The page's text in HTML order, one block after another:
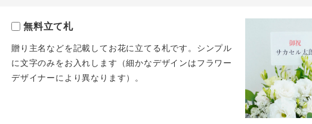
無料立て札
贈り主名などを記載してお花に立てる札です。シンプル
に文字のみをお入れします（細かなデザインはフラワー
デザイナーにより異なります）。